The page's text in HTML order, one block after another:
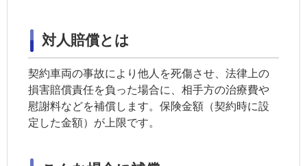
対人賠償とは
契約車両の事故により他人を死傷させ、法律上の
損害賠償責任を負った場合に、相手方の治療費や
慰謝料などを補償します。保険金額（契約時に設
定した金額）が上限です。